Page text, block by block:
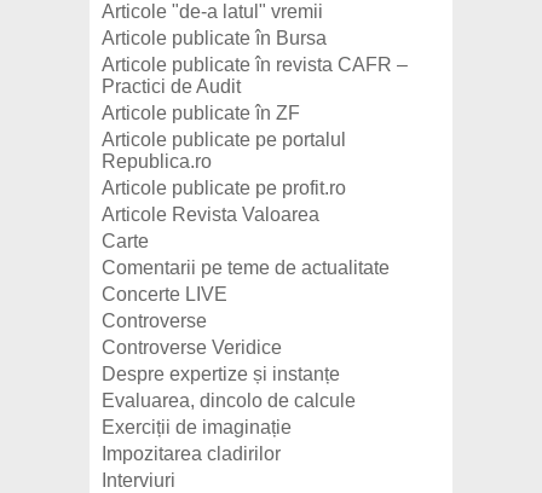
Articole "de-a latul" vremii
Articole publicate în Bursa
Articole publicate în revista CAFR –
Practici de Audit
Articole publicate în ZF
Articole publicate pe portalul
Republica.ro
Articole publicate pe profit.ro
Articole Revista Valoarea
Carte
Comentarii pe teme de actualitate
Concerte LIVE
Controverse
Controverse Veridice
Despre expertize și instanțe
Evaluarea, dincolo de calcule
Exerciții de imaginație
Impozitarea cladirilor
Interviuri